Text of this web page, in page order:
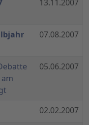
13.11.2007
07.08.2007
05.06.2007
02.02.2007